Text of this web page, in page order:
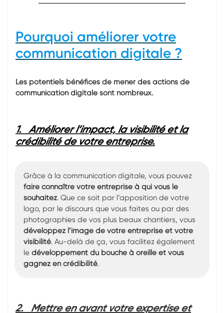
Pourquoi améliorer votre
communication digitale ?
Les potentiels bénéfices de mener des actions de
communication digitale sont nombreux.
1.
Améliorer l’impact, la visibilité et la
crédibilité de votre entreprise.
Grâce à la communication digitale, vous pouvez
faire connaître votre entreprise à qui vous le
souhaitez. Que ce soit par l’apposition de votre
logo, par le discours que vous faites ou par des
photographies de vos plus beaux chantiers, vous
développez l’image de votre entreprise et votre
visibilité. Au-delà de ça, vous facilitez également
le développement du bouche à oreille et vous
gagnez en crédibilité.
2.
Mettre en avant votre expertise et